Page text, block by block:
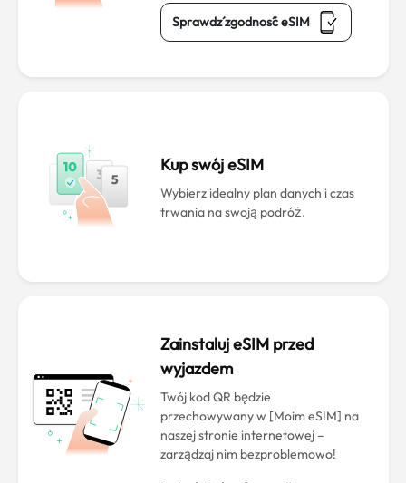
Sprawdź zgodność eSIM
Kup swój eSIM
Wybierz idealny plan danych i czas
trwania na swoją podróż.
Zainstaluj eSIM przed
wyjazdem
Twój kod QR będzie
przechowywany w [Moim eSIM] na
naszej stronie internetowej –
zarządzaj nim bezproblemowo!